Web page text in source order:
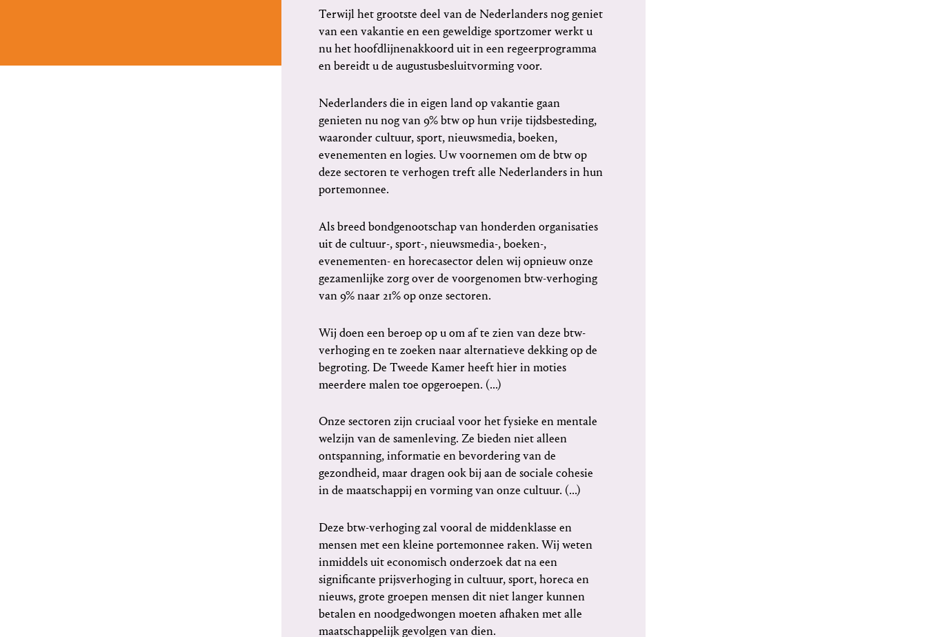
Terwijl het grootste deel van de Nederlanders nog geniet
van een vakantie en een geweldige sportzomer werkt u
nu het hoofdlijnenakkoord uit in een regeerprogramma
en bereidt u de augustusbesluitvorming voor.
Nederlanders die in eigen land op vakantie gaan
genieten nu nog van 9% btw op hun vrije tijdsbesteding,
waaronder cultuur, sport, nieuwsmedia, boeken,
evenementen en logies. Uw voornemen om de btw op
deze sectoren te verhogen treft alle Nederlanders in hun
portemonnee.
Als breed bondgenootschap van honderden organisaties
uit de cultuur-, sport-, nieuwsmedia-, boeken-,
evenementen- en horecasector delen wij opnieuw onze
gezamenlijke zorg over de voorgenomen btw-verhoging
van 9% naar 21% op onze sectoren.
Wij doen een beroep op u om af te zien van deze btw-
verhoging en te zoeken naar alternatieve dekking op de
begroting. De Tweede Kamer heeft hier in moties
meerdere malen toe opgeroepen. (...)
Onze sectoren zijn cruciaal voor het fysieke en mentale
welzijn van de samenleving. Ze bieden niet alleen
ontspanning, informatie en bevordering van de
gezondheid, maar dragen ook bij aan de sociale cohesie
in de maatschappij en vorming van onze cultuur. (...)
Deze btw-verhoging zal vooral de middenklasse en
mensen met een kleine portemonnee raken. Wij weten
inmiddels uit economisch onderzoek dat na een
significante prijsverhoging in cultuur, sport, horeca en
nieuws, grote groepen mensen dit niet langer kunnen
betalen en noodgedwongen moeten afhaken met alle
maatschappelijk gevolgen van dien.